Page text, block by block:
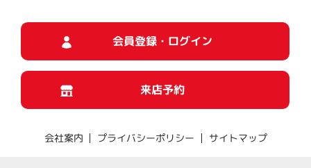
会員登録・ログイン
来店予約
会社案内 プライバシーポリシー サイトマップ